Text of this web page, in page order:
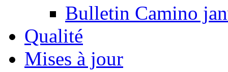
Bulletin Camino
Qualité
Mises à jour